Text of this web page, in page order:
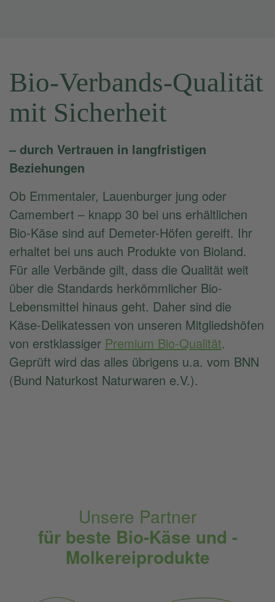
Bio-Verbands-Qualität
mit Sicherheit
– durch Vertrauen in langfristigen
Beziehungen
Ob Emmentaler, Lauenburger jung oder
Camembert – knapp 30 bei uns erhältlichen
Bio-Käse sind auf Demeter-Höfen gereift. Ihr
erhaltet bei uns auch Produkte von Bioland.
Für alle Verbände gilt, dass die Qualität weit
über die Standards herkömmlicher Bio-
Lebensmittel hinaus geht. Daher sind die
Käse-Delikatessen von unseren Mitgliedshöfen
von erstklassiger Premium Bio-Qualität.
Geprüft wird das alles übrigens u.a. vom BNN
(Bund Naturkost Naturwaren e.V.).
Unsere Partner
für beste Bio-Käse und -
Molkereiprodukte